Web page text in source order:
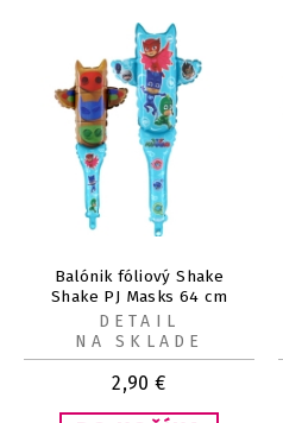
Balónik fóliový Shake
Shake PJ Masks 64 cm
2,90 €
DETAIL
NA SKLADE